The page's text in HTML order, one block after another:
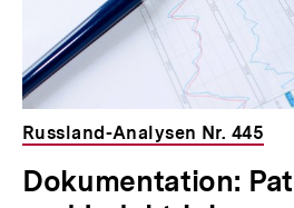
Russland-Analysen Nr. 445
Dokumentation: